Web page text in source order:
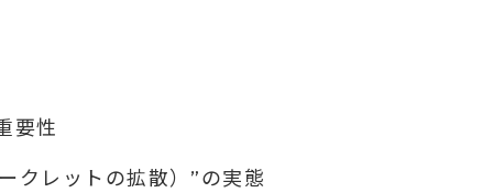
要性
クレットの拡散）”の実態